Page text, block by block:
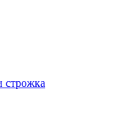
строжка